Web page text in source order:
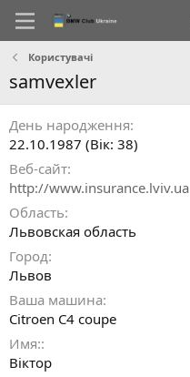
Користувачі
samvexler
День народження
22.10.1987 (Вік: 38)
Веб-сайт
http://www.insurance.lviv.ua
Область
Львовская область
Город
Львов
Ваша машина
Citroen C4 coupe
Имя:
Віктор